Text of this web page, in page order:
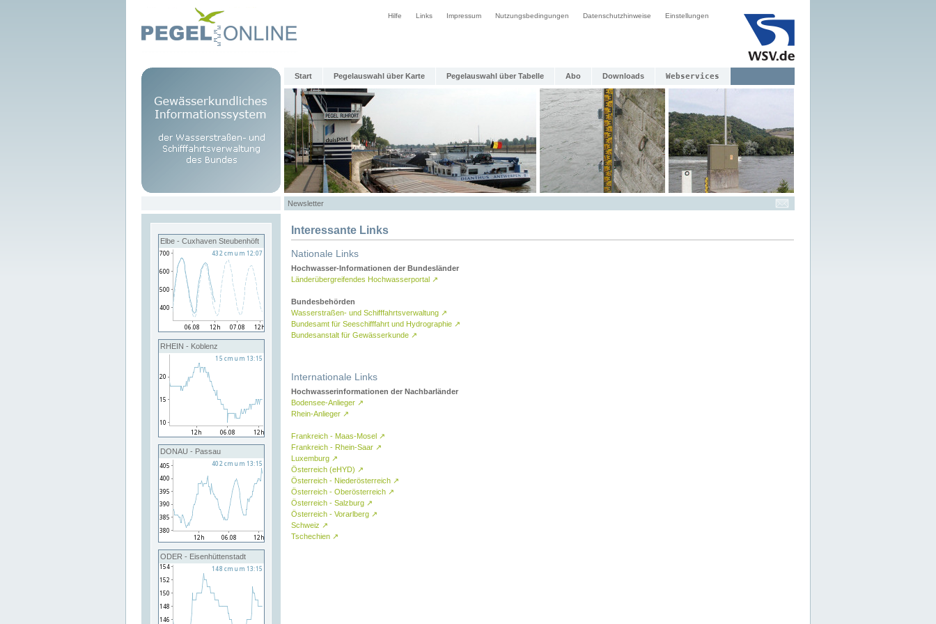
Hilfe Links Impressum Nutzungsbedingungen Datenschutzhinweise Einstellungen
Start Pegelauswahl über Karte Pegelauswahl über Tabelle Abo Downloads Webservices
Newsletter
Elbe - Cuxhaven Steubenhöft
RHEIN - Koblenz
DONAU - Passau
ODER - Eisenhüttenstadt
Interessante Links
Nationale Links
Hochwasser-Informationen der Bundesländer
Länderübergreifendes Hochwasserportal ↗
Bundesbehörden
Wasserstraßen- und Schifffahrtsverwaltung ↗
Bundesamt für Seeschifffahrt und Hydrographie ↗
Bundesanstalt für Gewässerkunde ↗
Internationale Links
Hochwasserinformationen der Nachbarländer
Bodensee-Anlieger ↗
Rhein-Anlieger ↗
Frankreich - Maas-Mosel ↗
Frankreich - Rhein-Saar ↗
Luxemburg ↗
Österreich (eHYD) ↗
Österreich - Niederösterreich ↗
Österreich - Oberösterreich ↗
Österreich - Salzburg ↗
Österreich - Vorarlberg ↗
Schweiz ↗
Tschechien ↗